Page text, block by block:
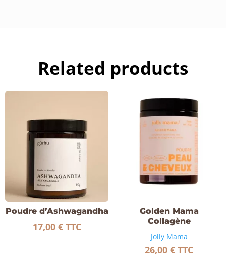
Related products
Poudre d’Ashwagandha
17,00 € TTC
Golden Mama
Collagène
Jolly Mama
26,00€ TTC